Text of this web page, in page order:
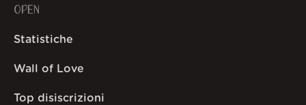
OPEN
Statistiche
Wall of Love
Top disiscrizioni